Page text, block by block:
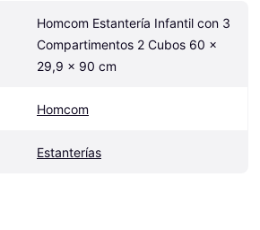
Homcom Estantería Infantil con 3
Compartimentos 2 Cubos 60 x
29,9 x 90 cm
Homcom
Estanterías